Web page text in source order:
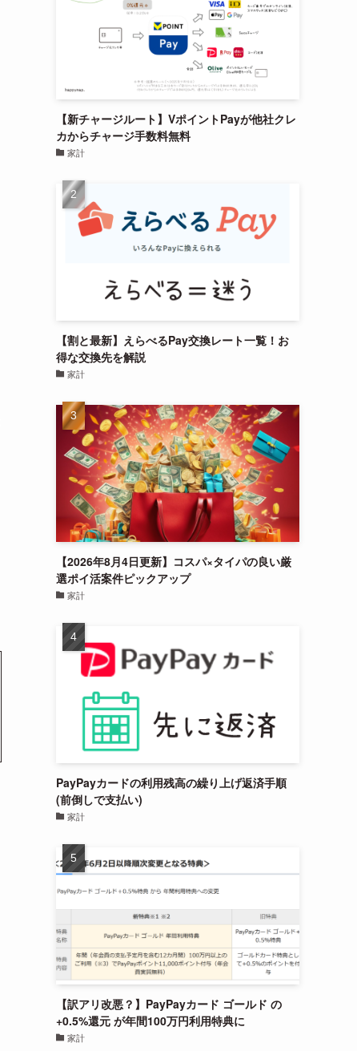
【新チャージルート】VポイントPayが他社クレ
カからチャージ手数料無料
家計
【割と最新】えらべるPay交換レート一覧！お
得な交換先を解説
家計
【2026年8月4日更新】コスパ×タイパの良い厳
選ポイ活案件ピックアップ
家計
PayPayカードの利用残高の繰り上げ返済手順
(前倒しで支払い)
家計
【訳アリ改悪？】PayPayカード ゴールド の
+0.5%還元 が年間100万円利用特典に
家計